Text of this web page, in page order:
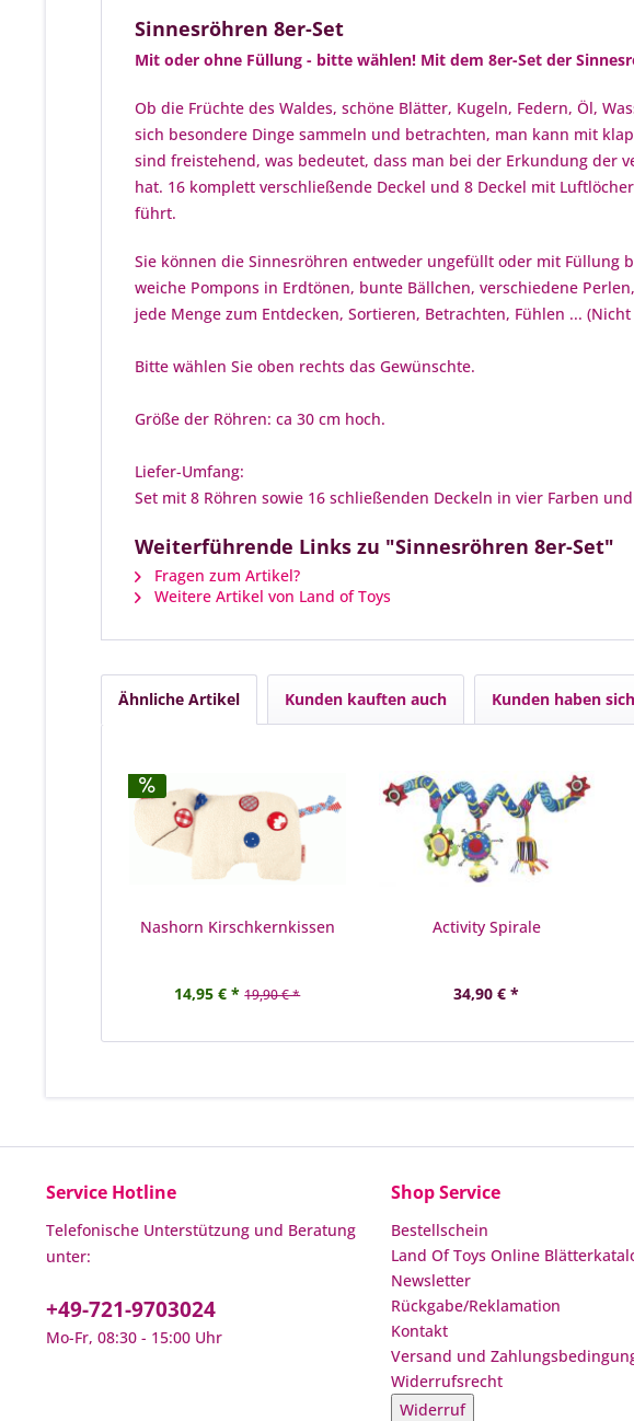
Sinnesröhren 8er-Set
Mit oder ohne Füllung - bitte wählen! Mit dem 8er-Set der
Ob die Früchte des Waldes, schöne Blätter, Kugeln, Federn, Öl,
sich besondere Dinge sammeln und betrachten, man kann mit
sind freistehend, was bedeutet, dass man bei der Erkundung der
hat. 16 komplett verschließende Deckel und 8 Deckel mit
führt.
Sie können die Sinnesröhren entweder ungefüllt oder mit Füllung
weiche Pompons in Erdtönen, bunte Bällchen, verschiedene
jede Menge zum Entdecken, Sortieren, Betrachten, Fühlen ...
Bitte wählen Sie oben rechts das Gewünschte.
Größe der Röhren: ca 30 cm hoch.
Liefer-Umfang:
Set mit 8 Röhren sowie 16 schließenden Deckeln in vier Farben
Weiterführende Links zu "Sinnesröhren 8er-Set"
Fragen zum Artikel?
Weitere Artikel von Land of Toys
Ähnliche Artikel Kunden kauften auch Kunden haben
Nashorn Kirschkernkissen
14,95 € * 19,90 € *
Activity Spirale
34,90 € *
Service Hotline
Telefonische Unterstützung und Beratung
unter:
+49-721-9703024
Mo-Fr, 08:30 - 15:00 Uhr
Shop Service
Bestellschein
Land Of Toys Online
Newsletter
Rückgabe/Reklamation
Kontakt
Versand und
Widerrufsrecht
Widerruf